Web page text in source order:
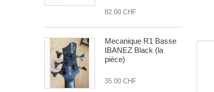
82.00 CHF
Mecanique R1 Basse
IBANEZ Black (la
pièce)
35.00 CHF